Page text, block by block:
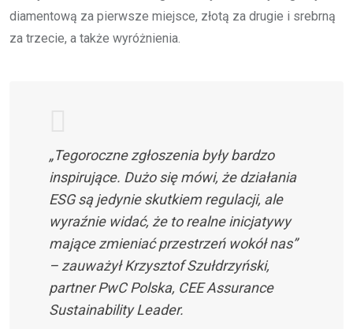
diamentową za pierwsze miejsce, złotą za drugie i srebrną
za trzecie, a także wyróżnienia.
„Tegoroczne zgłoszenia były bardzo
inspirujące. Dużo się mówi, że działania
ESG są jedynie skutkiem regulacji, ale
wyraźnie widać, że to realne inicjatywy
mające zmieniać przestrzeń wokół nas”
– zauważył Krzysztof Szułdrzyński,
partner PwC Polska, CEE Assurance
Sustainability Leader.